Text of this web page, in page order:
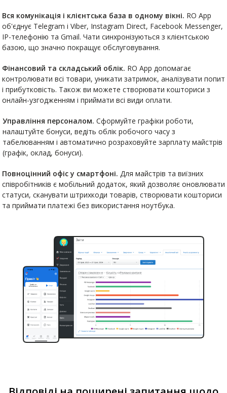
Вся комунікація і клієнтська база в одному вікні. RO App
об'єднує Telegram i Viber, Instagram Direct, Facebook Messenger,
IP-телефонію та Gmail. Чати синхронізуються з клієнтською
базою, що значно покращує обслуговування.
Фінансовий та складський облік. RO App допомагає
контролювати всі товари, уникати затримок, аналізувати попит
і прибутковість. Також ви можете створювати кошториси з
онлайн-узгодженням і приймати всі види оплати.
Управління персоналом. Сформуйте графіки роботи,
налаштуйте бонуси, ведіть облік робочого часу з
табелюванням і автоматично розраховуйте зарплату майстрів
(графік, оклад, бонуси).
Повноцінний офіс у смартфоні. Для майстрів та виїзних
співробітників є мобільний додаток, який дозволяє оновлювати
статуси, сканувати штрихкоди товарів, створювати кошториси
та приймати платежі без використання ноутбука.